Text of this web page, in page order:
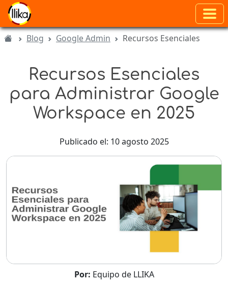
Blog Google Admin Recursos Esenciales
Recursos Esenciales
para Administrar Google
Workspace en 2025
Publicado el: 10 agosto 2025
Por: Equipo de LLIKA